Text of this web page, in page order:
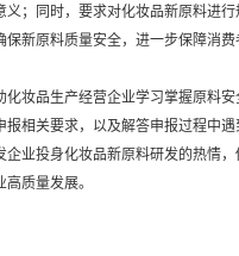
义；同时，要求对化妆品新原料进行
保新原料质量安全，进一步保障消费
化妆品生产经营企业学习掌握原料安
报相关要求，以及解答申报过程中遇
企业投身化妆品新原料研发的热情，
质量发展。